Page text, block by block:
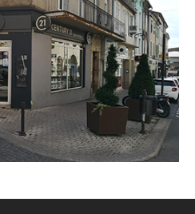
Agence Nogier
Pasteur
- 07200
un message
à l'agence